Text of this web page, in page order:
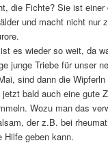
die Fichte? Sie ist einer
und macht nicht nur
es wieder so weit, da
junge Triebe für unser
sind dann die
bald auch eine gute
Wozu man das
der z.B. bei
Hilfe geben kann.